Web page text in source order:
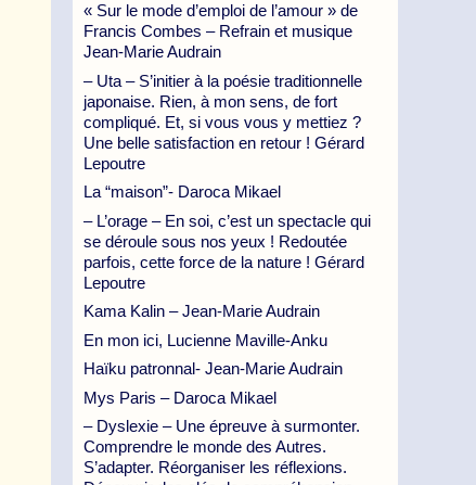
« Sur le mode d’emploi de l’amour » de
Francis Combes – Refrain et musique
Jean-Marie Audrain
– Uta – S’initier à la poésie traditionnelle
japonaise. Rien, à mon sens, de fort
compliqué. Et, si vous vous y mettiez ?
Une belle satisfaction en retour ! Gérard
Lepoutre
La “maison”- Daroca Mikael
– L’orage – En soi, c’est un spectacle qui
se déroule sous nos yeux ! Redoutée
parfois, cette force de la nature ! Gérard
Lepoutre
Kama Kalin – Jean-Marie Audrain
En mon ici, Lucienne Maville-Anku
Haïku patronnal- Jean-Marie Audrain
Mys Paris – Daroca Mikael
– Dyslexie – Une épreuve à surmonter.
Comprendre le monde des Autres.
S’adapter. Réorganiser les réflexions.